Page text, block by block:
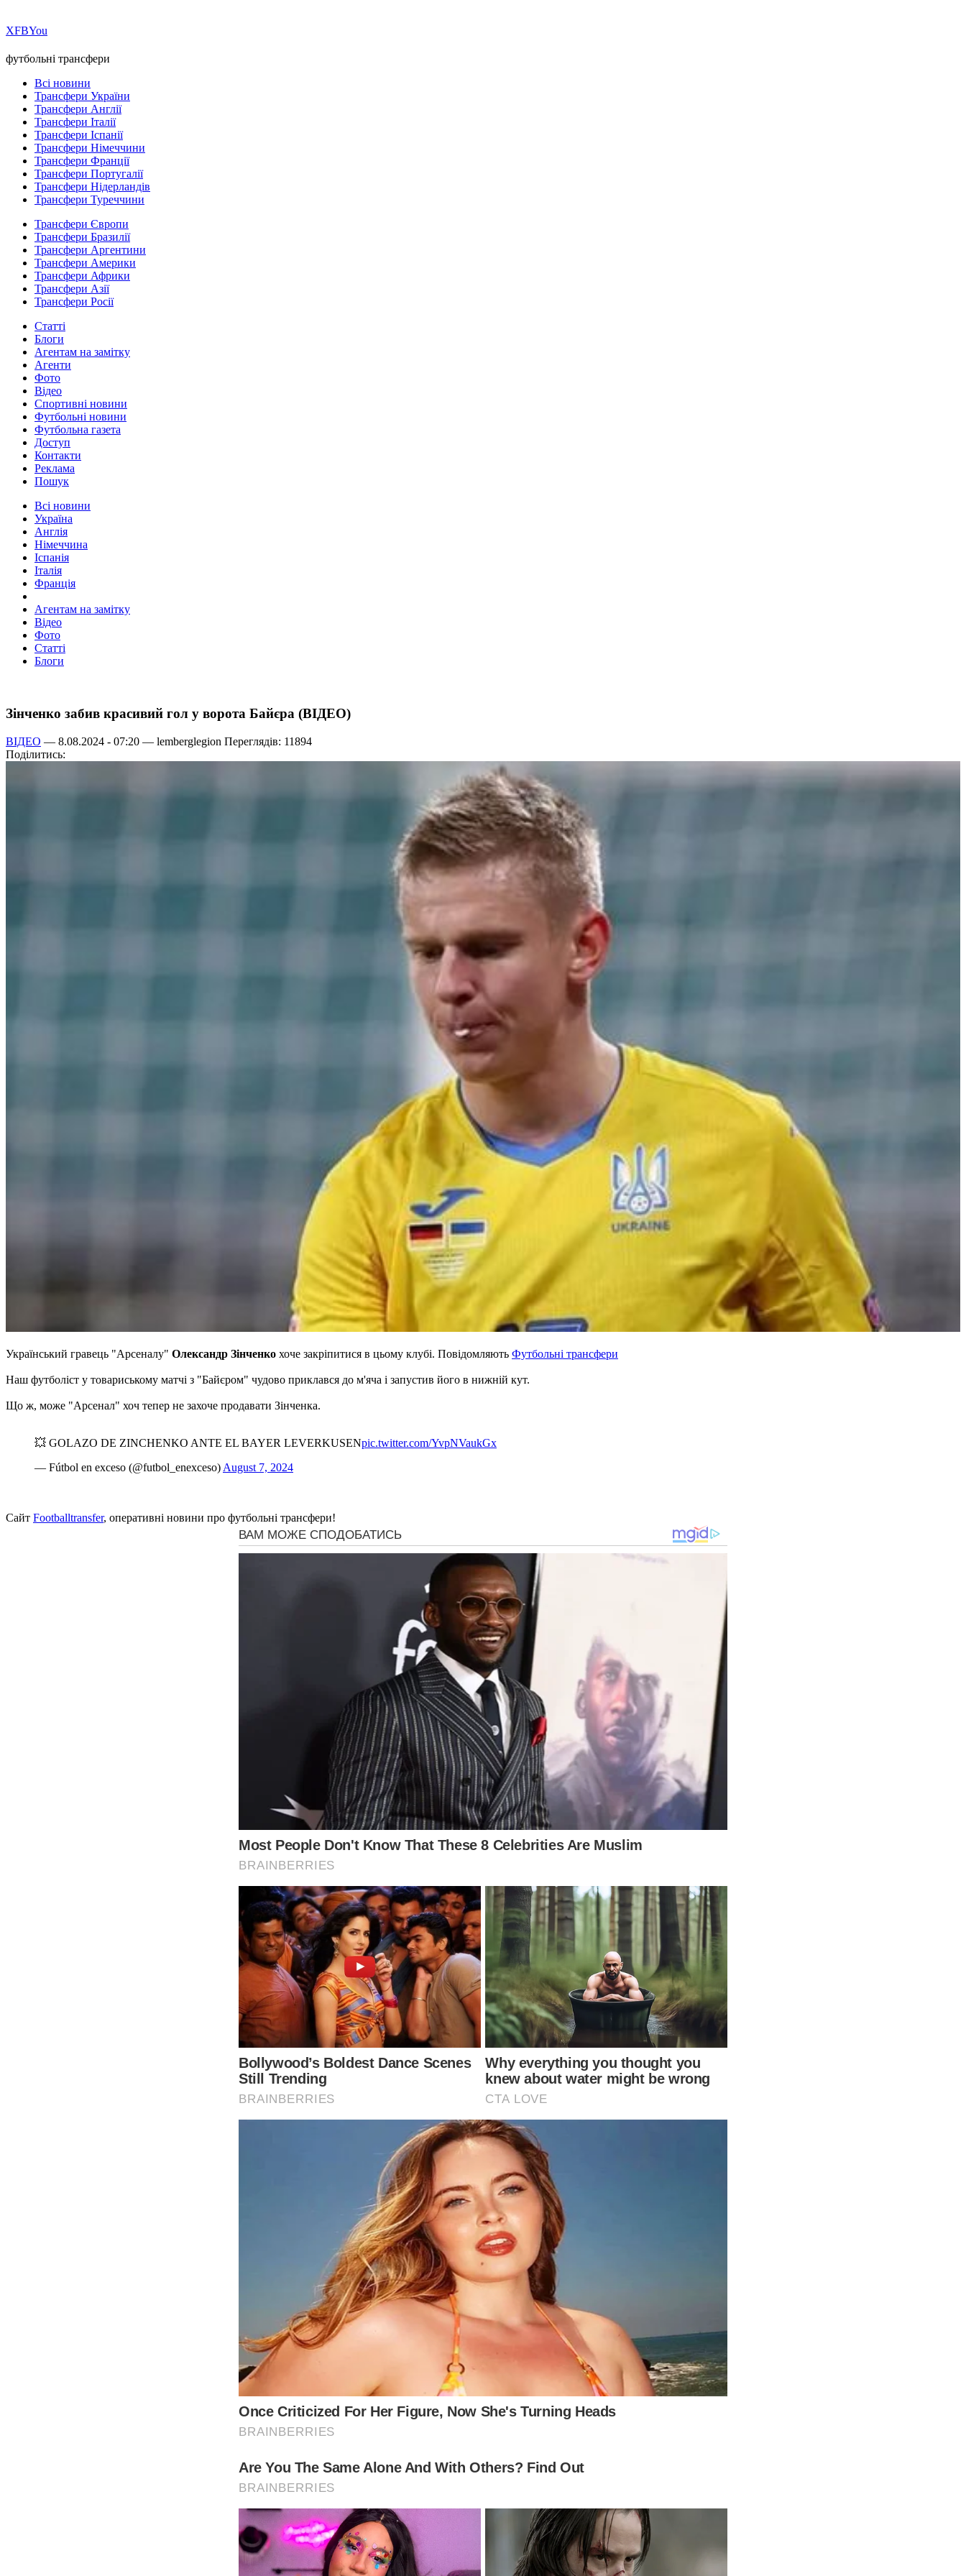
ХFBYou
футбольні трансфери
Всі новини
Трансфери України
Трансфери Англії
Трансфери Італії
Трансфери Іспанії
Трансфери Німеччини
Трансфери Франції
Трансфери Португалії
Трансфери Нідерландів
Трансфери Туреччини
Трансфери Європи
Трансфери Бразилії
Трансфери Аргентини
Трансфери Америки
Трансфери Африки
Трансфери Азії
Трансфери Росії
Статті
Блоги
Агентам на замітку
Агенти
Фото
Відео
Спортивні новини
Футбольні новини
Футбольна газета
Доступ
Контакти
Реклама
Пошук
Всі новини
Україна
Англія
Німеччина
Іспанія
Італія
Франція
Агентам на замітку
Відео
Фото
Статті
Блоги
Зінченко забив красивий гол у ворота Байєра (ВІДЕО)
ВІДЕО — 8.08.2024 - 07:20 — lemberglegion Переглядів: 11894
Поділитись:
Український гравець "Арсеналу" Олександр Зінченко хоче закріпитися в цьому клубі. Повідомляють Футбольні трансфери
Наш футболіст у товариському матчі з "Байєром" чудово приклався до м'яча і запустив його в нижній кут.
Що ж, може "Арсенал" хоч тепер не захоче продавати Зінченка.
💥 GOLAZO DE ZINCHENKO ANTE EL BAYER LEVERKUSENpic.twitter.com/YvpNVaukGx
— Fútbol en exceso (@futbol_enexceso) August 7, 2024
Сайт Footballtransfer, оперативні новини про футбольні трансфери!